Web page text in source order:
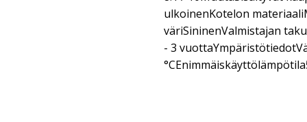
ulkoinenKotelon
väriSininenValmistajan
- 3